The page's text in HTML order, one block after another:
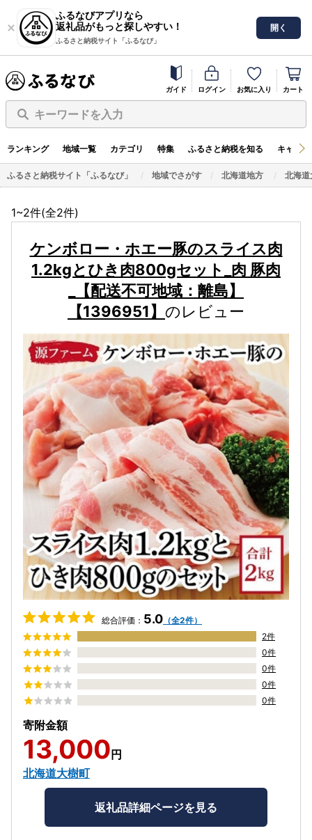
ふるなびアプリなら
返礼品がもっと探しやすい！
ふるさと納税サイト「ふるなび」
開く
ガイド ログイン お気に入り カート
キーワードを入力
ランキング 地域一覧 カテゴリ 特集 ふるさと納税を知る キャン
ふるさと納税サイト「ふるなび」 地域でさがす 北海道地方 北海道
1~2件(全2件)
ケンボロー・ホエー豚のスライス肉
1.2kgとひき肉800gセット_肉 豚肉
_【配送不可地域：離島】
【1396951】 のレビュー
総合評価： 5.0 （全2件）
2件
0件
0件
0件
0件
寄附金額
13,000 円
北海道大樹町
返礼品詳細ページを見る